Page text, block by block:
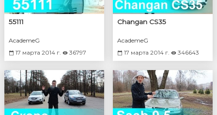
55111
AcademeG
17 марта 2014 г.
36797
Changan CS35
AcademeG
17 марта 2014 г.
346643